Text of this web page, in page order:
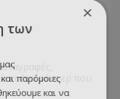
κι ένα ρόστερ που
×
των
παρόμοιες
και να